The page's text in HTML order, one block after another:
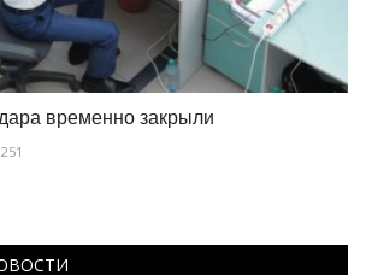
временно закрыли
251